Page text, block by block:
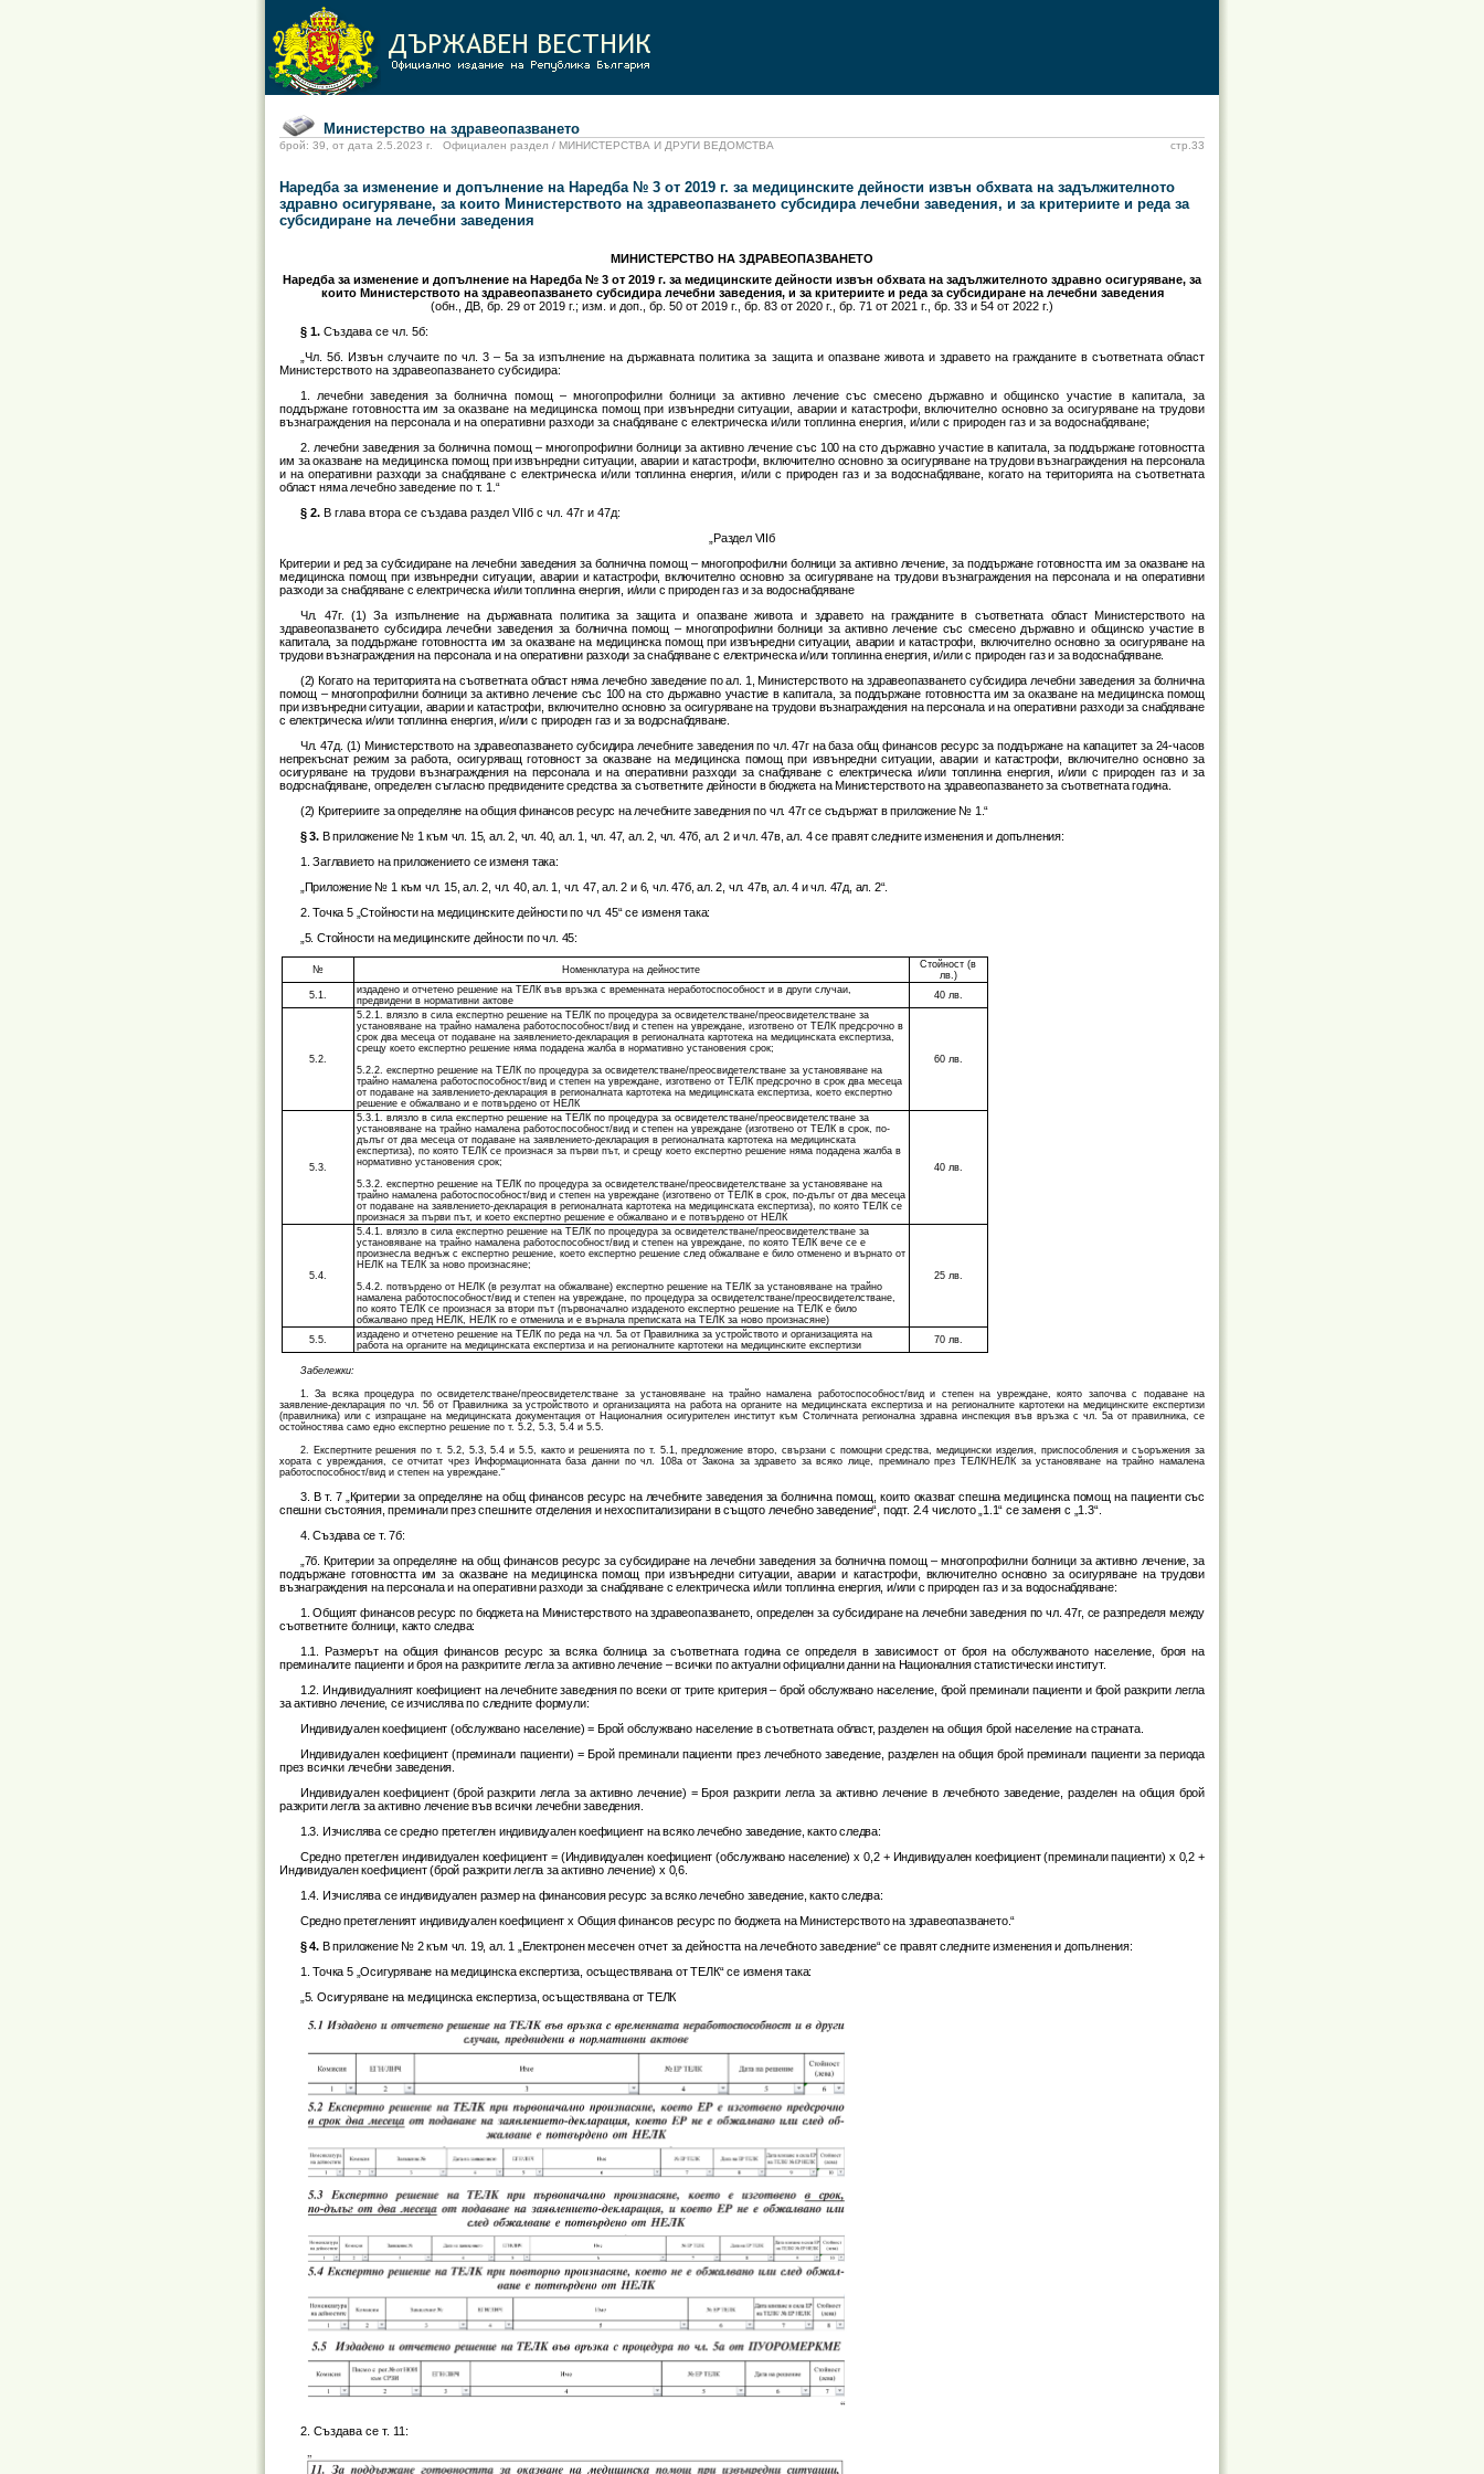
Министерство на здравеопазването
брой: 39, от дата 2.5.2023 г. Официален раздел / МИНИСТЕРСТВА И ДРУГИ ВЕДОМСТВА стр.33
Наредба за изменение и допълнение на Наредба № 3 от 2019 г. за медицинските дейности извън обхвата на задължителното
здравно осигуряване, за които Министерството на здравеопазването субсидира лечебни заведения, и за критериите и реда за
субсидиране на лечебни заведения
МИНИСТЕРСТВО НА ЗДРАВЕОПАЗВАНЕТО
Наредба за изменение и допълнение на Наредба № 3 от 2019 г. за медицинските дейности извън обхвата на задължителното здравно осигуряване, за
които Министерството на здравеопазването субсидира лечебни заведения, и за критериите и реда за субсидиране на лечебни заведения
(обн., ДВ, бр. 29 от 2019 г.; изм. и доп., бр. 50 от 2019 г., бр. 83 от 2020 г., бр. 71 от 2021 г., бр. 33 и 54 от 2022 г.)
§ 1. Създава се чл. 5б:
„Чл. 5б. Извън случаите по чл. 3 – 5а за изпълнение на държавната политика за защита и опазване живота и здравето на гражданите в съответната област
Министерството на здравеопазването субсидира:
1. лечебни заведения за болнична помощ – многопрофилни болници за активно лечение със смесено държавно и общинско участие в капитала, за
поддържане готовността им за оказване на медицинска помощ при извънредни ситуации, аварии и катастрофи, включително основно за осигуряване на трудови
възнаграждения на персонала и на оперативни разходи за снабдяване с електрическа и/или топлинна енергия, и/или с природен газ и за водоснабдяване;
2. лечебни заведения за болнична помощ – многопрофилни болници за активно лечение със 100 на сто държавно участие в капитала, за поддържане готовността
им за оказване на медицинска помощ при извънредни ситуации, аварии и катастрофи, включително основно за осигуряване на трудови възнаграждения на персонала
и на оперативни разходи за снабдяване с електрическа и/или топлинна енергия, и/или с природен газ и за водоснабдяване, когато на територията на съответната
област няма лечебно заведение по т. 1.“
§ 2. В глава втора се създава раздел VIIб с чл. 47г и 47д:
„Раздел VIIб
Критерии и ред за субсидиране на лечебни заведения за болнична помощ – многопрофилни болници за активно лечение, за поддържане готовността им за оказване на
медицинска помощ при извънредни ситуации, аварии и катастрофи, включително основно за осигуряване на трудови възнаграждения на персонала и на оперативни
разходи за снабдяване с електрическа и/или топлинна енергия, и/или с природен газ и за водоснабдяване
Чл. 47г. (1) За изпълнение на държавната политика за защита и опазване живота и здравето на гражданите в съответната област Министерството на
здравеопазването субсидира лечебни заведения за болнична помощ – многопрофилни болници за активно лечение със смесено държавно и общинско участие в
капитала, за поддържане готовността им за оказване на медицинска помощ при извънредни ситуации, аварии и катастрофи, включително основно за осигуряване на
трудови възнаграждения на персонала и на оперативни разходи за снабдяване с електрическа и/или топлинна енергия, и/или с природен газ и за водоснабдяване.
(2) Когато на територията на съответната област няма лечебно заведение по ал. 1, Министерството на здравеопазването субсидира лечебни заведения за болнична
помощ – многопрофилни болници за активно лечение със 100 на сто държавно участие в капитала, за поддържане готовността им за оказване на медицинска помощ
при извънредни ситуации, аварии и катастрофи, включително основно за осигуряване на трудови възнаграждения на персонала и на оперативни разходи за снабдяване
с електрическа и/или топлинна енергия, и/или с природен газ и за водоснабдяване.
Чл. 47д. (1) Министерството на здравеопазването субсидира лечебните заведения по чл. 47г на база общ финансов ресурс за поддържане на капацитет за 24-часов
непрекъснат режим за работа, осигуряващ готовност за оказване на медицинска помощ при извънредни ситуации, аварии и катастрофи, включително основно за
осигуряване на трудови възнаграждения на персонала и на оперативни разходи за снабдяване с електрическа и/или топлинна енергия, и/или с природен газ и за
водоснабдяване, определен съгласно предвидените средства за съответните дейности в бюджета на Министерството на здравеопазването за съответната година.
(2) Критериите за определяне на общия финансов ресурс на лечебните заведения по чл. 47г се съдържат в приложение № 1.“
§ 3. В приложение № 1 към чл. 15, ал. 2, чл. 40, ал. 1, чл. 47, ал. 2, чл. 47б, ал. 2 и чл. 47в, ал. 4 се правят следните изменения и допълнения:
1. Заглавието на приложението се изменя така:
„Приложение № 1 към чл. 15, ал. 2, чл. 40, ал. 1, чл. 47, ал. 2 и 6, чл. 47б, ал. 2, чл. 47в, ал. 4 и чл. 47д, ал. 2“.
2. Точка 5 „Стойности на медицинските дейности по чл. 45“ се изменя така:
„5. Стойности на медицинските дейности по чл. 45:
№ Номенклатура на дейностите
Стойност (в
лв.)
5.1.
издадено и отчетено решение на ТЕЛК във връзка с временната неработоспособност и в други случаи,
предвидени в нормативни актове
40 лв.
5.2.
5.2.1. влязло в сила експертно решение на ТЕЛК по процедура за освидетелстване/преосвидетелстване за
установяване на трайно намалена работоспособност/вид и степен на увреждане, изготвено от ТЕЛК предсрочно в
срок два месеца от подаване на заявлението-декларация в регионалната картотека на медицинската експертиза,
срещу което експертно решение няма подадена жалба в нормативно установения срок;
5.2.2. експертно решение на ТЕЛК по процедура за освидетелстване/преосвидетелстване за установяване на
трайно намалена работоспособност/вид и степен на увреждане, изготвено от ТЕЛК предсрочно в срок два месеца
от подаване на заявлението-декларация в регионалната картотека на медицинската експертиза, което експертно
решение е обжалвано и е потвърдено от НЕЛК
60 лв.
5.3.
5.3.1. влязло в сила експертно решение на ТЕЛК по процедура за освидетелстване/преосвидетелстване за
установяване на трайно намалена работоспособност/вид и степен на увреждане (изготвено от ТЕЛК в срок, по-
дълъг от два месеца от подаване на заявлението-декларация в регионалната картотека на медицинската
експертиза), по която ТЕЛК се произнася за първи път, и срещу което експертно решение няма подадена жалба в
нормативно установения срок;
5.3.2. експертно решение на ТЕЛК по процедура за освидетелстване/преосвидетелстване за установяване на
трайно намалена работоспособност/вид и степен на увреждане (изготвено от ТЕЛК в срок, по-дълъг от два месеца
от подаване на заявлението-декларация в регионалната картотека на медицинската експертиза), по която ТЕЛК се
произнася за първи път, и което експертно решение е обжалвано и е потвърдено от НЕЛК
40 лв.
5.4.
5.4.1. влязло в сила експертно решение на ТЕЛК по процедура за освидетелстване/преосвидетелстване за
установяване на трайно намалена работоспособност/вид и степен на увреждане, по която ТЕЛК вече се е
произнесла веднъж с експертно решение, което експертно решение след обжалване е било отменено и върнато от
НЕЛК на ТЕЛК за ново произнасяне;
5.4.2. потвърдено от НЕЛК (в резултат на обжалване) експертно решение на ТЕЛК за установяване на трайно
намалена работоспособност/вид и степен на увреждане, по процедура за освидетелстване/преосвидетелстване,
по която ТЕЛК се произнася за втори път (първоначално издаденото експертно решение на ТЕЛК е било
обжалвано пред НЕЛК, НЕЛК го е отменила и е върнала преписката на ТЕЛК за ново произнасяне)
25 лв.
5.5.
издадено и отчетено решение на ТЕЛК по реда на чл. 5а от Правилника за устройството и организацията на
работа на органите на медицинската експертиза и на регионалните картотеки на медицинските експертизи
70 лв.
Забележки:
1. За всяка процедура по освидетелстване/преосвидетелстване за установяване на трайно намалена работоспособност/вид и степен на увреждане, която започва с подаване на
заявление-декларация по чл. 56 от Правилника за устройството и организацията на работа на органите на медицинската експертиза и на регионалните картотеки на медицинските експертизи
(правилника) или с изпращане на медицинската документация от Националния осигурителен институт към Столичната регионална здравна инспекция във връзка с чл. 5а от правилника, се
остойностява само едно експертно решение по т. 5.2, 5.3, 5.4 и 5.5.
2. Експертните решения по т. 5.2, 5.3, 5.4 и 5.5, както и решенията по т. 5.1, предложение второ, свързани с помощни средства, медицински изделия, приспособления и съоръжения за
хората с увреждания, се отчитат чрез Информационната база данни по чл. 108а от Закона за здравето за всяко лице, преминало през ТЕЛК/НЕЛК за установяване на трайно намалена
работоспособност/вид и степен на увреждане.“
3. В т. 7 „Критерии за определяне на общ финансов ресурс на лечебните заведения за болнична помощ, които оказват спешна медицинска помощ на пациенти със
спешни състояния, преминали през спешните отделения и нехоспитализирани в същото лечебно заведение“, подт. 2.4 числото „1.1“ се заменя с „1.3“.
4. Създава се т. 7б:
„7б. Критерии за определяне на общ финансов ресурс за субсидиране на лечебни заведения за болнична помощ – многопрофилни болници за активно лечение, за
поддържане готовността им за оказване на медицинска помощ при извънредни ситуации, аварии и катастрофи, включително основно за осигуряване на трудови
възнаграждения на персонала и на оперативни разходи за снабдяване с електрическа и/или топлинна енергия, и/или с природен газ и за водоснабдяване:
1. Общият финансов ресурс по бюджета на Министерството на здравеопазването, определен за субсидиране на лечебни заведения по чл. 47г, се разпределя между
съответните болници, както следва:
1.1. Размерът на общия финансов ресурс за всяка болница за съответната година се определя в зависимост от броя на обслужваното население, броя на
преминалите пациенти и броя на разкритите легла за активно лечение – всички по актуални официални данни на Националния статистически институт.
1.2. Индивидуалният коефициент на лечебните заведения по всеки от трите критерия – брой обслужвано население, брой преминали пациенти и брой разкрити легла
за активно лечение, се изчислява по следните формули:
Индивидуален коефициент (обслужвано население) = Брой обслужвано население в съответната област, разделен на общия брой население на страната.
Индивидуален коефициент (преминали пациенти) = Брой преминали пациенти през лечебното заведение, разделен на общия брой преминали пациенти за периода
през всички лечебни заведения.
Индивидуален коефициент (брой разкрити легла за активно лечение) = Броя разкрити легла за активно лечение в лечебното заведение, разделен на общия брой
разкрити легла за активно лечение във всички лечебни заведения.
1.3. Изчислява се средно претеглен индивидуален коефициент на всяко лечебно заведение, както следва:
Средно претеглен индивидуален коефициент = (Индивидуален коефициент (обслужвано население) х 0,2 + Индивидуален коефициент (преминали пациенти) х 0,2 +
Индивидуален коефициент (брой разкрити легла за активно лечение) х 0,6.
1.4. Изчислява се индивидуален размер на финансовия ресурс за всяко лечебно заведение, както следва:
Средно претегленият индивидуален коефициент х Общия финансов ресурс по бюджета на Министерството на здравеопазването.“
§ 4. В приложение № 2 към чл. 19, ал. 1 „Електронен месечен отчет за дейността на лечебното заведение“ се правят следните изменения и допълнения:
1. Точка 5 „Осигуряване на медицинска експертиза, осъществявана от ТЕЛК“ се изменя така:
„5. Осигуряване на медицинска експертиза, осъществявана от ТЕЛК
2. Създава се т. 11: